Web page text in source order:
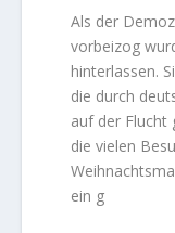
Als der
vorbeizog
hinterlassen.
die durch
auf der Flucht
die vielen
ein g